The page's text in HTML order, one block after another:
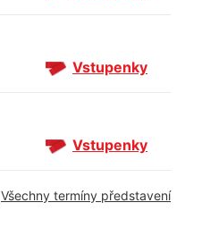
Vstupenky
Vstupenky
Všechny termíny představení